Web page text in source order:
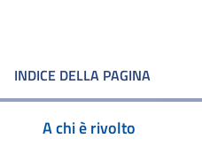
INDICE DELLA PAGINA
A chi è rivolto